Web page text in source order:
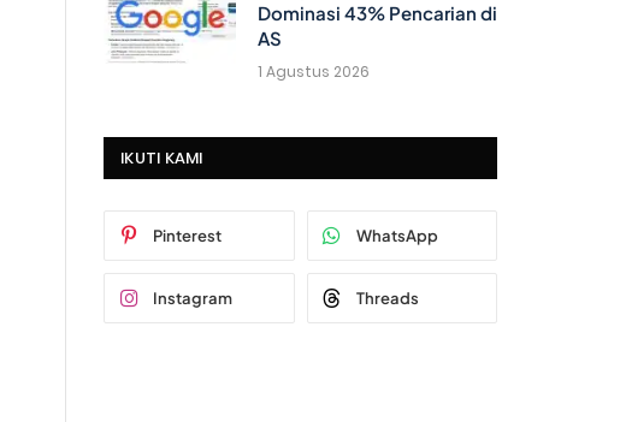
Dominasi 43% Pencarian di
AS
1 Agustus 2026
IKUTI KAMI
Pinterest WhatsApp
Instagram Threads